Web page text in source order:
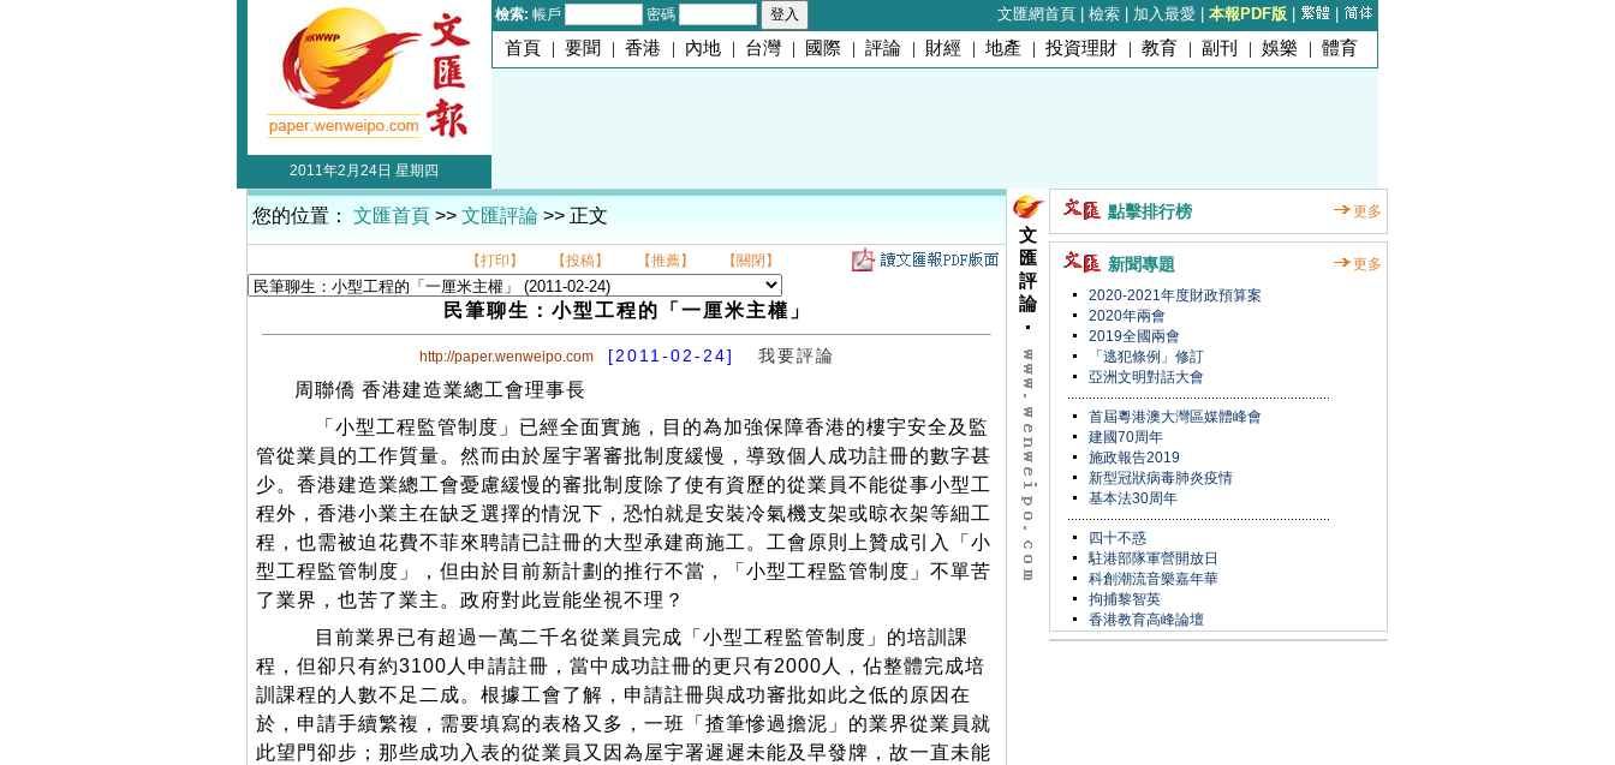
檢索: 帳戶 密碼 文匯網首頁 檢索 加入最愛 本報PDF版
首頁 | 要聞 | 香港 | 內地 | 台灣 | 國際 | 評論 | 財經 | 地產 | 投資理財 | 教育 | 副刊 | 娛樂 | 體育
2011年2月24日 星期四
您的位置： 文匯首頁 >> 文匯評論 >> 正文
【打印】 【投稿】 【推薦】 【關閉】
民筆聊生：小型工程的「一厘米主權」
http://paper.wenweipo.com [2011-02-24] 我要評論
周聯僑 香港建造業總工會理事長
「小型工程監管制度」已經全面實施，目的為加強保障香港的樓宇安全及監
管從業員的工作質量。然而由於屋宇署審批制度緩慢，導致個人成功註冊的數字甚
少。香港建造業總工會憂慮緩慢的審批制度除了使有資歷的從業員不能從事小型工
程外，香港小業主在缺乏選擇的情況下，恐怕就是安裝冷氣機支架或晾衣架等細工
程，也需被迫花費不菲來聘請已註冊的大型承建商施工。工會原則上贊成引入「小
型工程監管制度」，但由於目前新計劃的推行不當，「小型工程監管制度」不單苦
了業界，也苦了業主。政府對此豈能坐視不理？
目前業界已有超過一萬二千名從業員完成「小型工程監管制度」的培訓課
程，但卻只有約3100人申請註冊，當中成功註冊的更只有2000人，佔整體完成培
訓課程的人數不足二成。根據工會了解，申請註冊與成功審批如此之低的原因在
於，申請手續繁複，需要填寫的表格又多，一班「揸筆慘過擔泥」的業界從業員就
此望門卻步；那些成功入表的從業員又因為屋宇署遲遲未能及早發牌，故一直未能
文
匯
評
論
點擊排行榜 更多
新聞專題
更多
2020-2021年度財政預算案
2020年兩會
2019全國兩會
「逃犯條例」修訂
亞洲文明對話大會
首屆粵港澳大灣區媒體峰會
建國70周年
施政報告2019
新型冠狀病毒肺炎疫情
基本法30周年
四十不惑
駐港部隊軍營開放日
科創潮流音樂嘉年華
拘捕黎智英
香港教育高峰論壇